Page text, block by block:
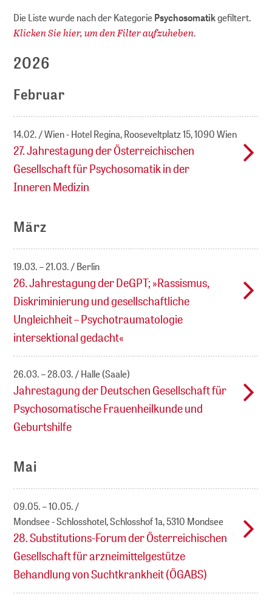
Die Liste wurde nach der KategoriePsychosomatikgefiltert.
Klicken Sie hier, um den Filter aufzuheben.
2026
Februar
14.02. Wien - Hotel Regina, Rooseveltplatz 15, 1090 Wien
27. Jahrestagung der Österreichischen
Gesellschaft für Psychosomatik in der
Inneren Medizin
März
19.03. – 21.03. Berlin
26. Jahrestagung der DeGPT; »Rassismus,
Diskriminierung und gesellschaftliche
Ungleichheit – Psychotraumatologie
intersektional gedacht«
26.03. – 28.03. Halle (Saale)
Jahrestagung der Deutschen Gesellschaft für
Psychosomatische Frauenheilkunde und
Geburtshilfe
Mai
09.05. – 10.05.
Mondsee - Schlosshotel, Schlosshof 1a, 5310 Mondsee
28. Substitutions-Forum der Österreichischen
Gesellschaft für arzneimittelgestütze
Behandlung von Suchtkrankheit (ÖGABS)